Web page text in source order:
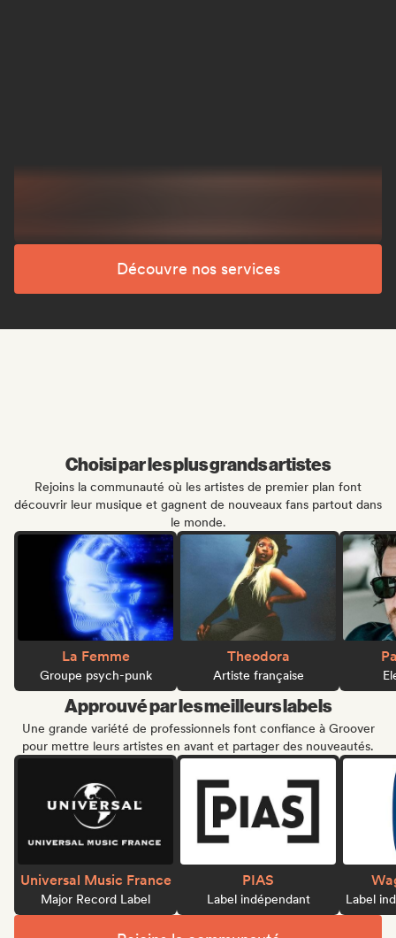
Découvre nos services
Choisi par les plus grands artistes
Rejoins la communauté où les artistes de premier plan font
découvrir leur musique et gagnent de nouveaux fans partout dans
le monde.
La Femme
Groupe psych-punk
Theodora
Artiste française
Approuvé par les meilleurs labels
Une grande variété de professionnels font confiance à Groover
pour mettre leurs artistes en avant et partager des nouveautés.
Universal Music France
Major Record Label
PIAS
Label indépendant Label